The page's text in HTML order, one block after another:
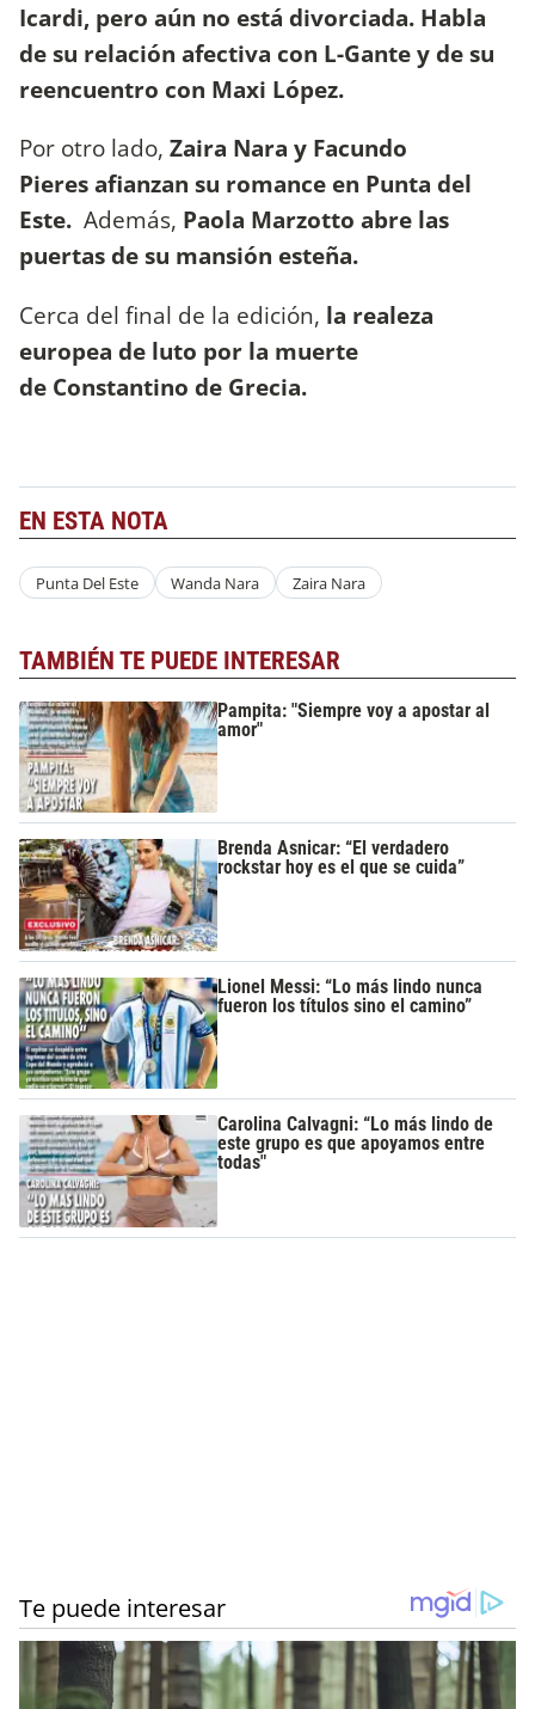
Icardi, pero aún no está divorciada. Habla
de su relación afectiva con L-Gante y de su
reencuentro con Maxi López.
Por otro lado, Zaira Nara y Facundo
Pieres afianzan su romance en Punta del
Este. Además, Paola Marzotto abre las
puertas de su mansión esteña.
Cerca del final de la edición, la realeza
europea de luto por la muerte
de Constantino de Grecia.
EN ESTA NOTA
Punta Del Este Wanda Nara Zaira Nara
TAMBIÉN TE PUEDE INTERESAR
Pampita: "Siempre voy a apostar al
amor"
Brenda Asnicar: “El verdadero
rockstar hoy es el que se cuida”
Lionel Messi: “Lo más lindo nunca
fueron los títulos sino el camino”
Carolina Calvagni: “Lo más lindo de
este grupo es que apoyamos entre
todas"